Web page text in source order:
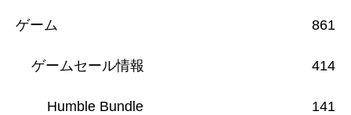
ゲーム 861
ゲームセール情報 414
Humble Bundle 141